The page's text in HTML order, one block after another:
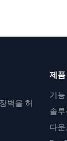
벽을 허
제품
기능
솔루
다